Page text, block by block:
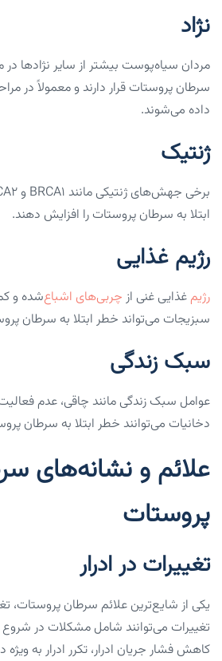
نژاد
مردان سیاه‌پوست بیشتر از سایر نژادها
سرطان پروستات قرار دارند و معمولاً در
داده می‌شوند.
ژنتیک
ابتلا به سرطان پروستات را افزایش دهند.
رژیم غذایی
رژیم غذایی غنی از چربی‌های اشباع‌شده و
سبزیجات می‌تواند خطر ابتلا به سرطان
سبک زندگی
عوامل سبک زندگی مانند چاقی، عدم
دخانیات می‌توانند خطر ابتلا به سرطان
علائم و نشانه‌های
پروستات
تغییرات در ادرار
یکی از شایع‌ترین علائم سرطان پروستات،
تغییرات می‌توانند شامل مشکلات در شروع
کاهش فشار جریان ادرار، تکرر ادرار به